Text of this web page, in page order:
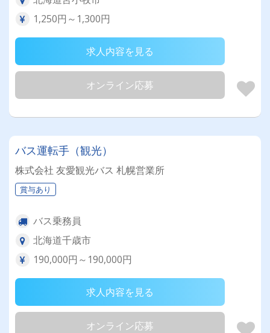
1,250円～1,300円
求人内容を見る
オンライン応募
バス運転手（観光）
株式会社 友愛観光バス 札幌営業所
賞与あり
バス乗務員
北海道千歳市
190,000円～190,000円
求人内容を見る
オンライン応募